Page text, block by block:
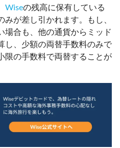
Wiseの残高に保有している
が差し引かれます。もし、
場合も、他の通貨からミッド
し、少額の両替手数料のみで
限の手数料で両替することが